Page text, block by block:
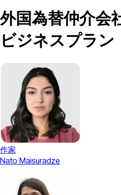
外国為替仲介会
ビジネスプラン
作家
Nato Maisuradze